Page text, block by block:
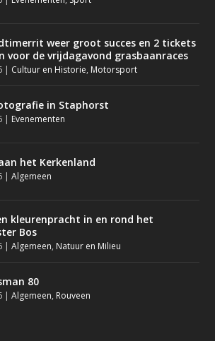
weer groot succes en 2 tickets
voor de vrijdagavond grasbaanraces
| Cultuur en Historie, Motorsport
in Staphorst
| Evenementen
het Kerkenland
|Algemeen
kleurenpracht in en rond het
Bos
|Algemeen, Natuur en Milieu
80
|Algemeen, Rouveen